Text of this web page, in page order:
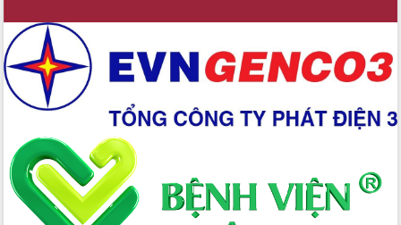
Triển khai đồng bộ đo đạc, lập hồ sơ
địa chính, hoàn thiện cơ sở dữ liệu đất
Ứng dụng sinh trắc học - Bước tiến
trong hành trình chuyển đổi số tại Đắk
Lắk
Đắk Lắk nâng cao hiệu quả công tác
Đảng từ Sổ tay đảng viên điện tử
Đắk Lắk đẩy mạnh nuôi biển công
nghệ, hướng tới phát triển thủy sản
bền vững